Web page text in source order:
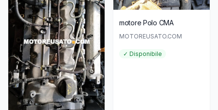
motore Polo CMA
MOTOREUSATO.COM
✓ Disponibile